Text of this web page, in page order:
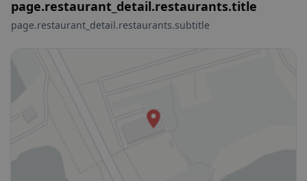
page.restaurant_detail.restaurants.title
page.restaurant_detail.restaurants.subtitle